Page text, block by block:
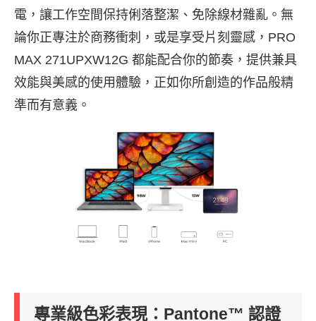
電，讓工作空間保持俐落整潔、免除線材雜亂。無
論你正專注於商務衝刺，或是享受片刻靈感，PRO
MAX 271UPXW12G 都能配合你的節奏，提供兼具
效能與美感的使用體驗，正如你所創造的作品般精
準而有意義。
專業級色彩表現：Pantone™ 認證